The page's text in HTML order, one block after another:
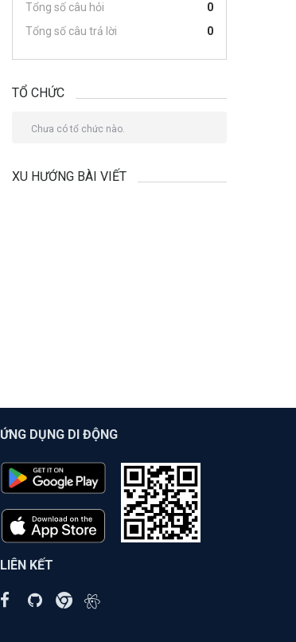
Tổng số câu hỏi
0
Tổng số câu trả lời
0
TỔ CHỨC
Chưa có tổ chức nào.
XU HƯỚNG BÀI VIẾT
ỨNG DỤNG DI ĐỘNG
LIÊN KẾT